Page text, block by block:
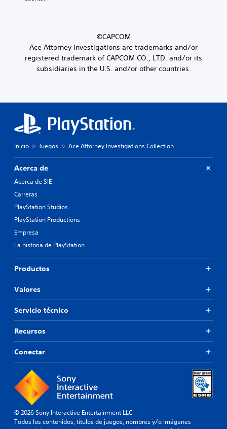
©CAPCOM
Ace Attorney Investigations are trademarks and/or
registered trademark of CAPCOM CO., LTD. and/or its
subsidiaries in the U.S. and/or other countries.
Inicio Juegos Ace Attorney Investigations Collection
Acerca de
Acerca de SIE
Carreras
PlayStation Studios
PlayStation Productions
Empresa
La historia de PlayStation
Productos
Valores
Servicio técnico
Recursos
Conectar
© 2026 Sony Interactive Entertainment LLC
Todos los contenidos, títulos de juegos, nombres y/o imágenes